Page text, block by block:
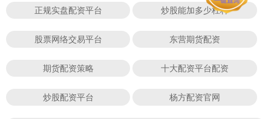
正规实盘配资平台 炒股能加多少杠杆
股票网络交易平台 东营期货配资
期货配资策略 十大配资平台配资
炒股配资平台 杨方配资官网